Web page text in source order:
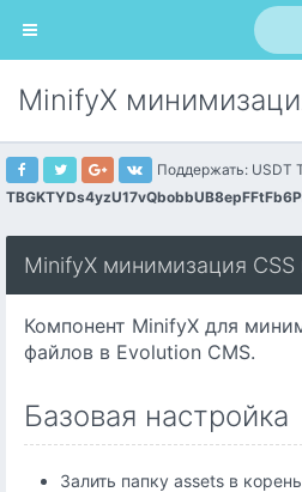
MinifyX
Поддержать: USDT
MinifyX минимизация CSS
Компонент MinifyX для
файлов в Evolution CMS.
Базовая настройка
Залить папку assets в